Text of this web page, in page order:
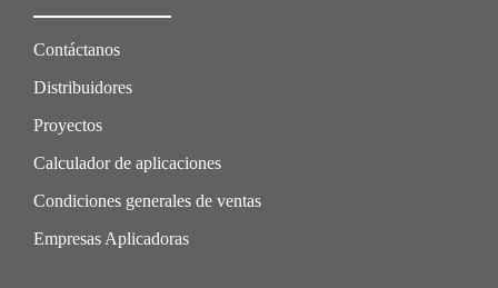
Contáctanos
Distribuidores
Proyectos
Calculador de aplicaciones
Condiciones generales de ventas
Empresas Aplicadoras